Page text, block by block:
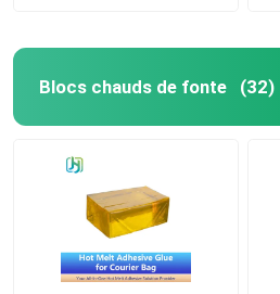
Blocs chauds de fonte (32)